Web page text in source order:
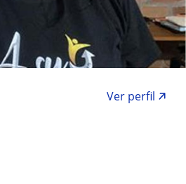
Ver perfil